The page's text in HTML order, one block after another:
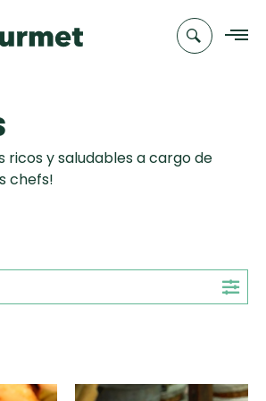
Hot Pancakes
mi Papá
Cupcakes y
Muffins
Chefs
Novedades
ricos y saludables a cargo de
chefs!
25' 35' +35'